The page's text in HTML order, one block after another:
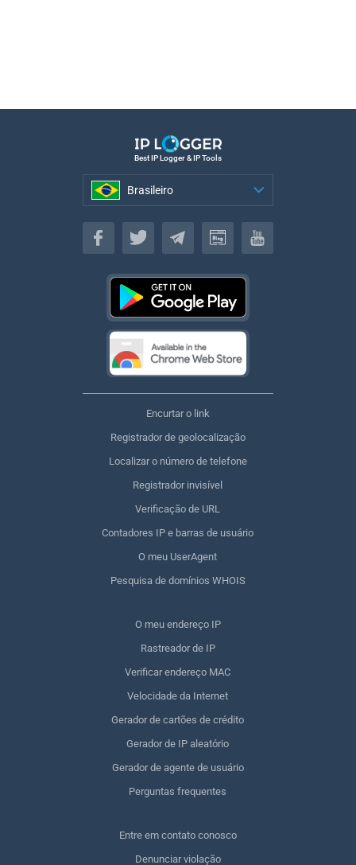
Best IP Logger & IP Tools
Brasileiro
Brasileiro
Encurtar o link
Registrador de geolocalização
Localizar o número de telefone
Registrador invisível
Verificação de URL
Contadores IP e barras de usuário
O meu UserAgent
Pesquisa de domínios WHOIS
O meu endereço IP
Rastreador de IP
Verificar endereço MAC
Velocidade da Internet
Gerador de cartões de crédito
Gerador de IP aleatório
Gerador de agente de usuário
Perguntas frequentes
Entre em contato conosco
Denunciar violação